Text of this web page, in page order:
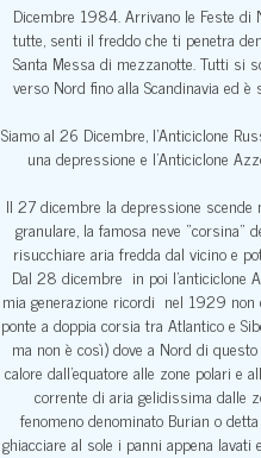
Dicembre 1984. Arrivano le Feste di
tutte, senti il freddo che ti penetra
Santa Messa di mezzanotte. Tutti si
verso Nord fino alla Scandinavia ed
Siamo al 26 Dicembre, l’Anticiclone
una depressione e l’Anticiclone
Il 27 dicembre la depressione
granulare, la famosa neve “corsina”
risucchiare aria fredda dal vicino e
Dal 28 dicembre in poi l’anticiclone
mia generazione ricordi nel 1929 non
ponte a doppia corsia tra Atlantico e
ma non è così) dove a Nord di
calore dall’equatore alle zone polari e
corrente di aria gelidissima dalle
fenomeno denominato Burian o
ghiacciare al sole i panni appena lavati